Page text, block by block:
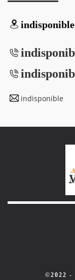
indisponible
indisponible
©2022 -